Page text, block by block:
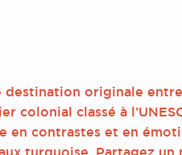
destination originale
colonial classé à
en contrastes et en
turquoise. Partagez